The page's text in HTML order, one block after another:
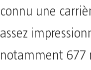
connu une
assez
notamment 677